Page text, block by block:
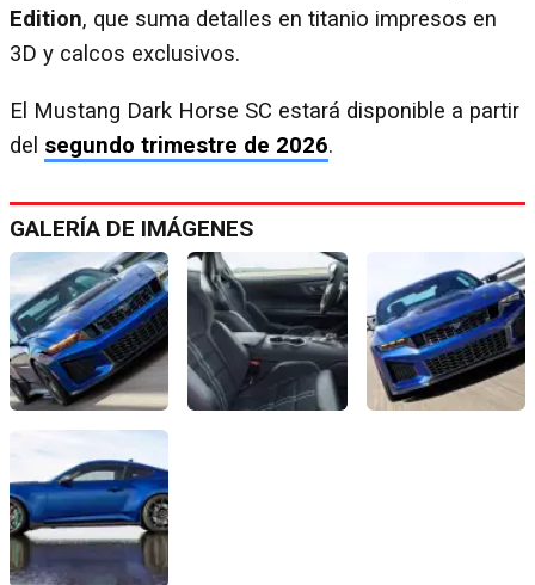
Edition, que suma detalles en titanio impresos en
3D y calcos exclusivos.
El Mustang Dark Horse SC estará disponible a partir
del segundo trimestre de 2026.
GALERÍA DE IMÁGENES